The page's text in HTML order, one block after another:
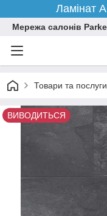
Ламінат
Мережа салонів
Товари та послуги
ВИВОДИТЬСЯ